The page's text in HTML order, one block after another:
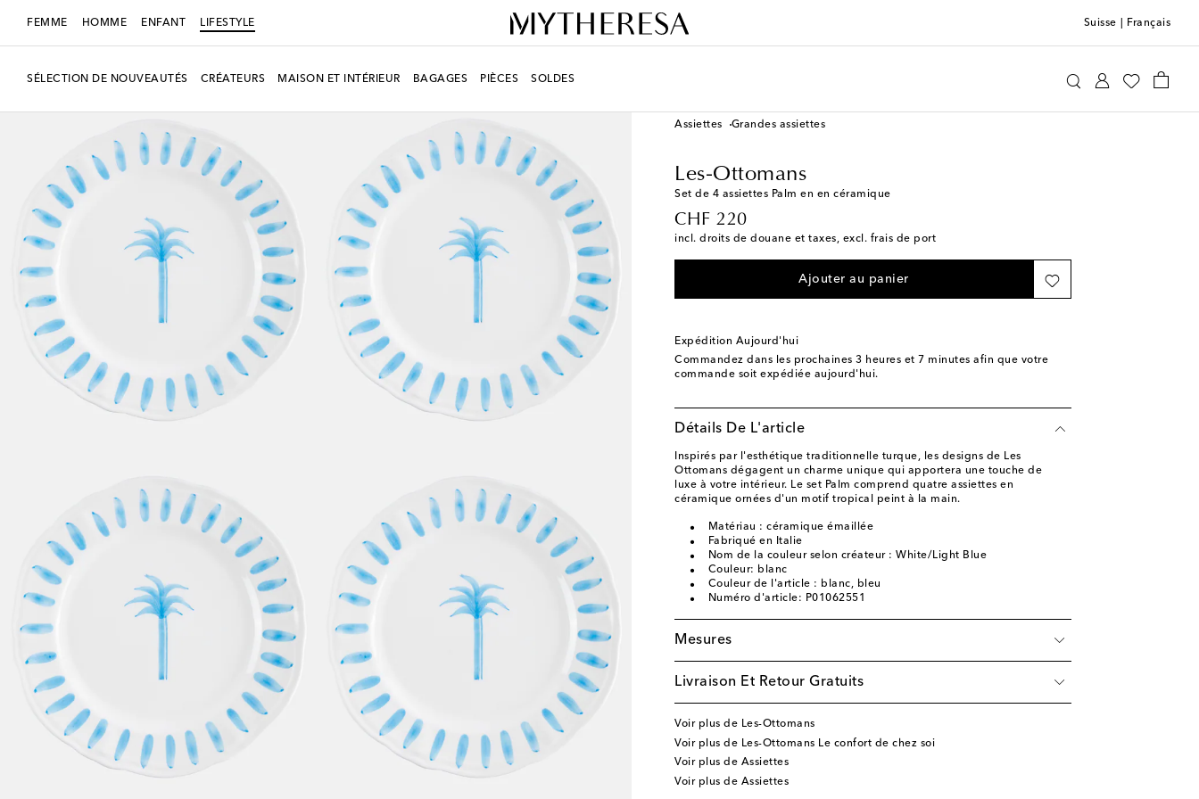
FEMME HOMME ENFANT LIFESTYLE Suisse Français
SÉLECTION DE NOUVEAUTÉS CRÉATEURS MAISON ET INTÉRIEUR BAGAGES PIÈCES SOLDES
Assiettes
Grandes assiettes
Les-Ottomans
Set de 4 assiettes Palm en en céramique
CHF 220
original price
incl. droits de douane et taxes, excl. frais de port
Ajouter au panier
Expédition Aujourd'hui
Commandez dans les prochaines 3 heures et 7 minutes afin que votre
commande soit expédiée aujourd'hui.
Détails De L'article
Inspirés par l'esthétique traditionnelle turque, les designs de Les
Ottomans dégagent un charme unique qui apportera une touche de
luxe à votre intérieur. Le set Palm comprend quatre assiettes en
céramique ornées d'un motif tropical peint à la main.
Matériau : céramique émaillée
Fabriqué en Italie
Nom de la couleur selon créateur : White/Light Blue
Couleur: blanc
Couleur de l'article : blanc, bleu
Numéro d'article: P01062551
Mesures
Livraison Et Retour Gratuits
Voir plus de Les-Ottomans
Voir plus de Les-Ottomans Le confort de chez soi
Voir plus de Assiettes
Voir plus de Assiettes